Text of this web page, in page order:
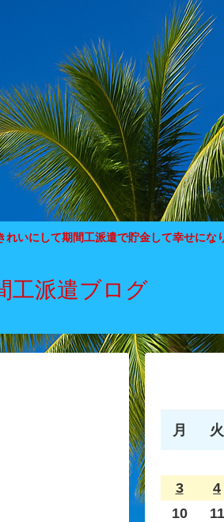
いにして期間工派遣で貯金して幸せにな
工派遣ブログ
月 火
3
4
10
11